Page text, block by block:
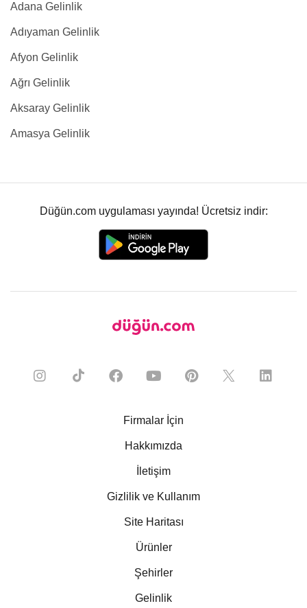
Adana Gelinlik
Adıyaman Gelinlik
Afyon Gelinlik
Ağrı Gelinlik
Aksaray Gelinlik
Amasya Gelinlik
Düğün.com uygulaması yayında! Ücretsiz indir:
Firmalar İçin
Hakkımızda
İletişim
Gizlilik ve Kullanım
Site Haritası
Ürünler
Şehirler
Gelinlik